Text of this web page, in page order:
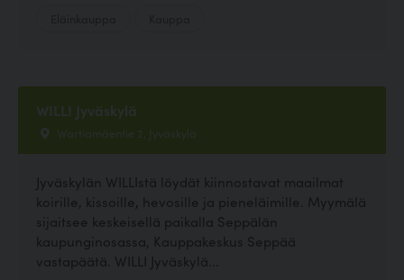
WILLI Jyväskylä
Wartiamäentie 2, Jyväskylä
Jyväskylän WILLIstä löydät kiinnostavat maailmat
koirille, kissoille, hevosille ja pieneläimille. Myymälä
sijaitsee keskeisellä paikalla Seppälän
kaupunginosassa, Kauppakeskus Seppää
vastapäätä. WILLI Jyväskylä...